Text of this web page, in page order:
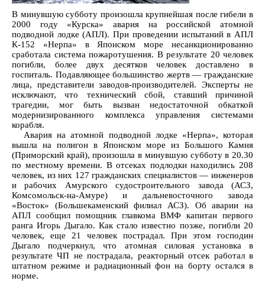
В минувшую субботу произошла крупнейшая после гибели в
2000 году «Курска» авария на российской атомной
подводной лодке (АПЛ). При проведении испытаний в АПЛ
К-152 «Нерпа» в Японском море несанкционированно
сработала система пожаротушения. В результате 20 человек
погибли, более двух десятков человек доставлено в
госпиталь. Подавляющее большинство жертв — гражданские
лица, представители заводов-производителей. Эксперты не
исключают, что технический сбой, ставший причиной
трагедии, мог быть вызван недостаточной обкаткой
модернизированного комплекса управления системами
корабля.
Авария на атомной подводной лодке «Нерпа», которая
вышла на полигон в Японском море из Большого Камня
(Приморский край), произошла в минувшую субботу в 20.30
по местному времени. В отсеках подлодки находились 208
человек, из них 127 гражданских специалистов — инженеров
и рабочих Амурского судостроительного завода (АСЗ,
Комсомольск-на-Амуре) и дальневосточного завода
«Восток» (Большекаменский филиал АСЗ). Об аварии на
АПЛ сообщил помощник главкома ВМФ капитан первого
ранга Игорь Дыгало. Как стало известно позже, погибли 20
человек, еще 21 человек пострадал. При этом господин
Дыгало подчеркнул, что атомная силовая установка в
результате ЧП не пострадала, реакторный отсек работал в
штатном режиме и радиационный фон на борту остался в
норме.